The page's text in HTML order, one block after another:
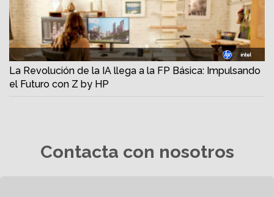
La Revolución de la IA llega a la FP Básica: Impulsando
el Futuro con Z by HP
Contacta con nosotros